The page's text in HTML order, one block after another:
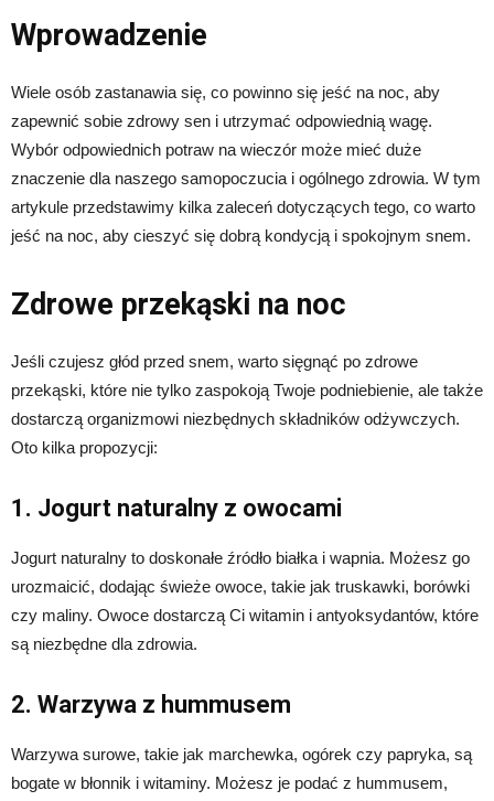
Wprowadzenie
Wiele osób zastanawia się, co powinno się jeść na noc, aby
zapewnić sobie zdrowy sen i utrzymać odpowiednią wagę.
Wybór odpowiednich potraw na wieczór może mieć duże
znaczenie dla naszego samopoczucia i ogólnego zdrowia. W tym
artykule przedstawimy kilka zaleceń dotyczących tego, co warto
jeść na noc, aby cieszyć się dobrą kondycją i spokojnym snem.
Zdrowe przekąski na noc
Jeśli czujesz głód przed snem, warto sięgnąć po zdrowe
przekąski, które nie tylko zaspokoją Twoje podniebienie, ale także
dostarczą organizmowi niezbędnych składników odżywczych.
Oto kilka propozycji:
1. Jogurt naturalny z owocami
Jogurt naturalny to doskonałe źródło białka i wapnia. Możesz go
urozmaicić, dodając świeże owoce, takie jak truskawki, borówki
czy maliny. Owoce dostarczą Ci witamin i antyoksydantów, które
są niezbędne dla zdrowia.
2. Warzywa z hummusem
Warzywa surowe, takie jak marchewka, ogórek czy papryka, są
bogate w błonnik i witaminy. Możesz je podać z hummusem,